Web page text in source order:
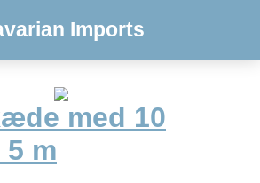
Imports
med 10
m